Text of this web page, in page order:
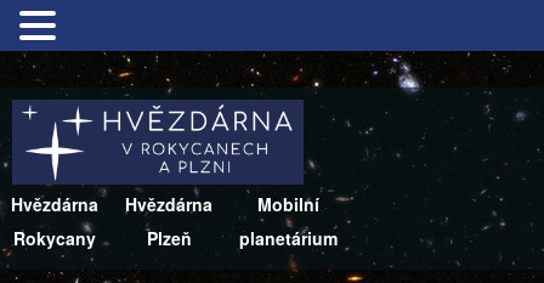
Hvězdárna
Rokycany
Hvězdárna
Plzeň
Mobilní
planetárium